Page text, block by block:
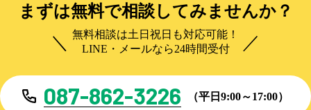
まずは無料で相談してみませんか？
無料相談は土日祝日も対応可能！
LINE・メールなら24時間受付
087-862-3226 （平日9:00～17:00）